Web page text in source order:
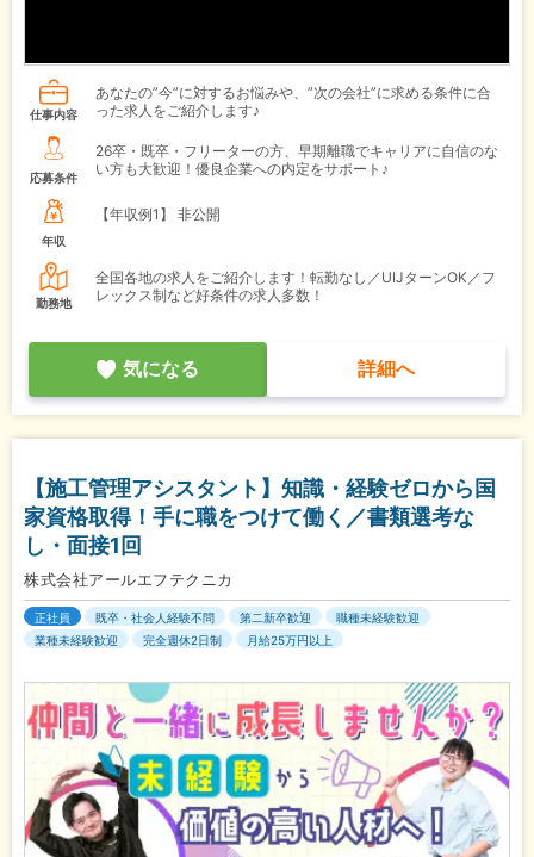
仕事内容
あなたの”今”に対するお悩みや、”次の会社”に求める条件に合
った求人をご紹介します♪
応募条件
26卒・既卒・フリーターの方、早期離職でキャリアに自信のな
い方も大歓迎！優良企業への内定をサポート♪
年収
【年収例1】 非公開
勤務地
全国各地の求人をご紹介します！転勤なし／UIJターンOK／フ
レックス制など好条件の求人多数！
気になる 詳細へ
【施工管理アシスタント】知識・経験ゼロから国
家資格取得！手に職をつけて働く／書類選考な
し・面接1回
株式会社アールエフテクニカ
正社員 既卒・社会人経験不問 第二新卒歓迎
職種未経験歓迎
業種未経験歓迎
完全週休2日制 月給25万円以上